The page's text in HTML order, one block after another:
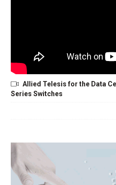
Allied Telesis for the Data
Series Switches